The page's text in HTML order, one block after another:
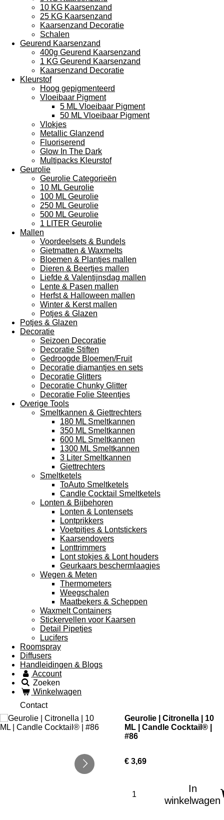
10 KG Kaarsenzand
25 KG Kaarsenzand
Kaarsenzand Decoratie
Schalen
Geurend Kaarsenzand
400g Geurend Kaarsenzand
1 KG Geurend Kaarsenzand
Kaarsenzand Decoratie
Kleurstof
Hoog gepigmenteerd
Vloeibaar Pigment
5 ML Vloeibaar Pigment
50 ML Vloeibaar Pigment
Vlokjes
Metallic Glanzend
Fluoriserend
Glow In The Dark
Multipacks Kleurstof
Geurolie
Geurolie Categorieën
10 ML Geurolie
100 ML Geurolie
250 ML Geurolie
500 ML Geurolie
1 LITER Geurolie
Mallen
Voordeelsets & Bundels
Gietmatten & Waxmelts
Bloemen & Plantjes mallen
Dieren & Beertjes mallen
Liefde & Valentijnsdag mallen
Lente & Pasen mallen
Herfst & Halloween mallen
Winter & Kerst mallen
Potjes & Glazen
Potjes & Glazen
Decoratie
Seizoen Decoratie
Decoratie Stiften
Gedroogde Bloemen/Fruit
Decoratie diamantjes en sets
Decoratie Glitters
Decoratie Chunky Glitter
Decoratie Folie Steentjes
Overige Tools
Smeltkannen & Giettrechters
180 ML Smeltkannen
350 ML Smeltkannen
600 ML Smeltkannen
1300 ML Smeltkannen
3 Liter Smeltkannen
Giettrechters
Smeltketels
ToAuto Smeltketels
Candle Cocktail Smeltketels
Lonten & Bijbehoren
Lonten & Lontensets
Lontprikkers
Voetpitjes & Lontstickers
Kaarsendovers
Lonttrimmers
Lont stokjes & Lont houders
Geurkaars beschermlaagjes
Wegen & Meten
Thermometers
Weegschalen
Maatbekers & Scheppen
Waxmelt Containers
Stickervellen voor Kaarsen
Detail Pipetjes
Lucifers
Roomspray
Diffusers
Handleidingen & Blogs
Account
Zoeken
Winkelwagen
Contact
Geurolie | Citronella | 10
ML | Candle Cocktail® |
#86
€ 3,69
In
winkelwagen